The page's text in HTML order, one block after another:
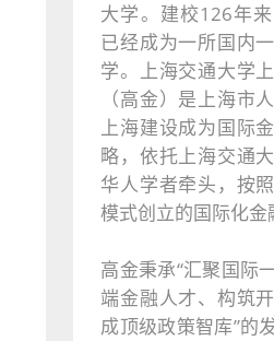
大学。建校126年
已经成为一所国内
学。上海交通大学
（高金）是上海市
上海建设成为国际
略，依托上海交通
华人学者牵头，按
模式创立的国际化金
高金秉承“汇聚国际
端金融人才、构筑
成顶级政策智库”的